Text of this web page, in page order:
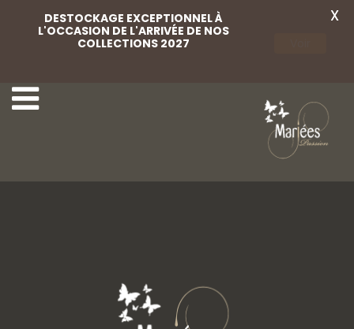
DESTOCKAGE EXCEPTIONNEL À
L'OCCASION DE L'ARRIVÉE DE NOS
COLLECTIONS 2027
X